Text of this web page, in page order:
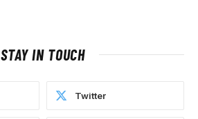
STAY IN TOUCH
Twitter